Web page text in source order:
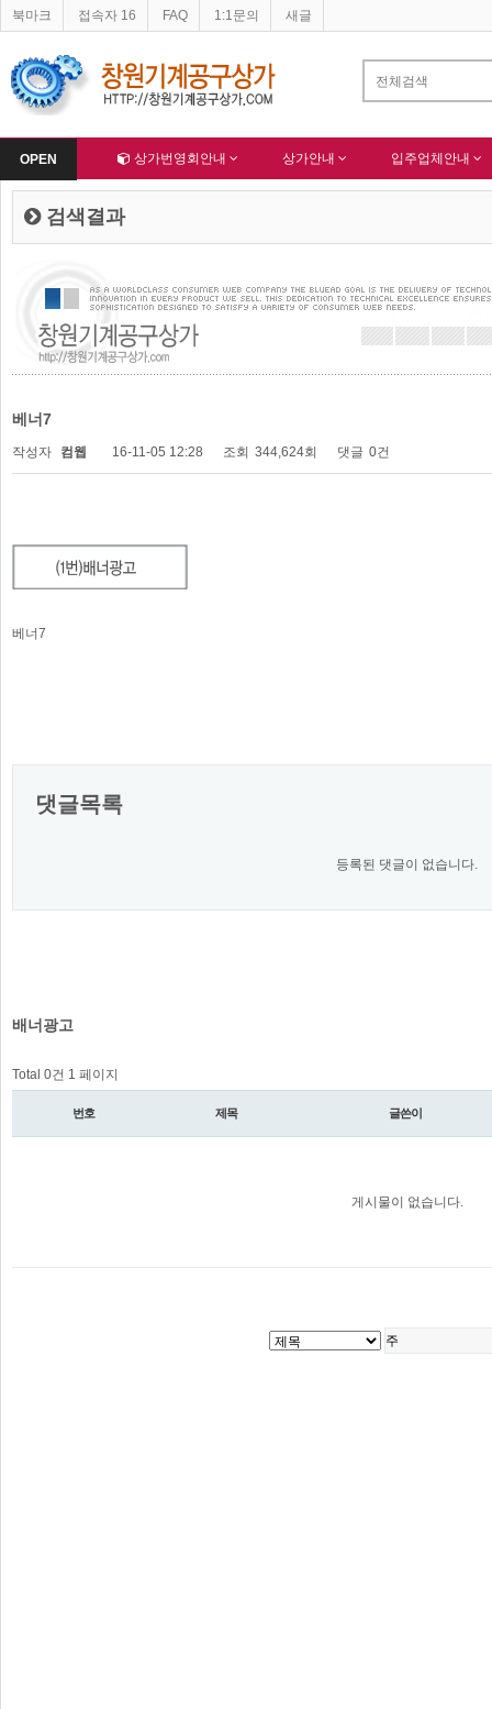
OPEN
북마크 접속자 16 FAQ 1:1문의 새글
이버 등록완료 - 알림 한국종합산업(주) 회원님 가입을 축하드립니다 !
Home 상가번영회안내 상가안내 입주업체안내
검색결과
베너7
작성자 컴웹 16-11-05 12:28 조회 344,624회 댓글 0건
베너7
댓글목록
등록된 댓글이 없습니다.
배너광고
Total 0건 1 페이지
번호 제목 글쓴이
게시물이 없습니다.